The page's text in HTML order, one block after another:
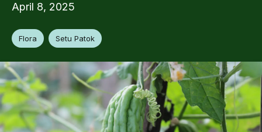
April 8, 2025
Flora Setu Patok